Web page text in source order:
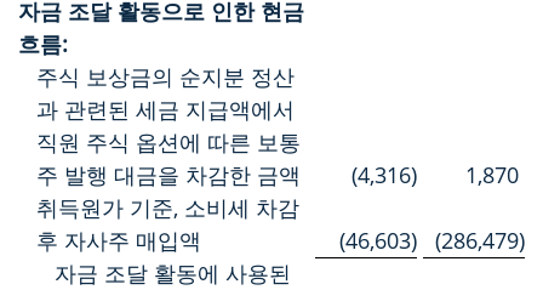
자금 조달 활동으로 인한 현금
흐름:
주식 보상금의 순지분 정산
과 관련된 세금 지급액에서
직원 주식 옵션에 따른 보통
주 발행 대금을 차감한 금액
(4,316)
1,870
취득원가 기준, 소비세 차감
후 자사주 매입액
(46,603) (286,479)
자금 조달 활동에 사용된